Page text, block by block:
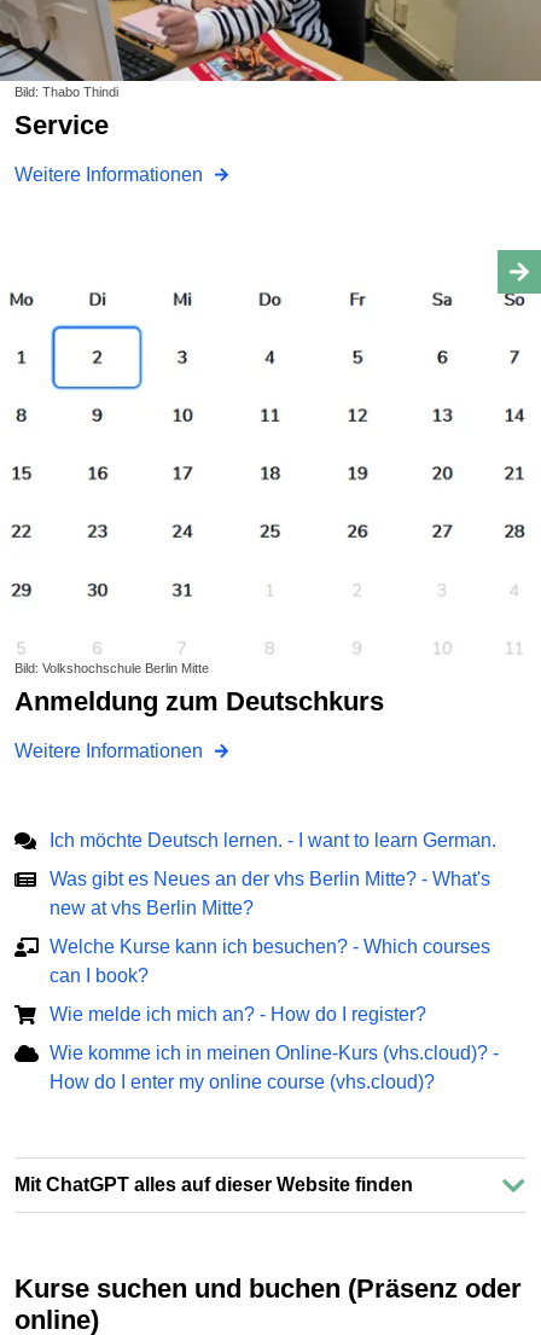
Bild: Thabo Thindi
Service
Weitere Informationen
Bild: Volkshochschule Berlin Mitte
Anmeldung zum Deutschkurs
Weitere Informationen
Ich möchte Deutsch lernen. - I want to learn German.
Was gibt es Neues an der vhs Berlin Mitte? - What's
new at vhs Berlin Mitte?
Welche Kurse kann ich besuchen? - Which courses
can I book?
Wie melde ich mich an? - How do I register?
Wie komme ich in meinen Online-Kurs (vhs.cloud)? -
How do I enter my online course (vhs.cloud)?
Mit ChatGPT alles auf dieser Website finden
Kurse suchen und buchen (Präsenz oder
online)